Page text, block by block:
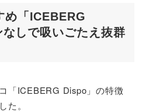
め「ICEBERG
しで吸いごたえ抜群
「ICEBERG Dispo」の特徴
た。